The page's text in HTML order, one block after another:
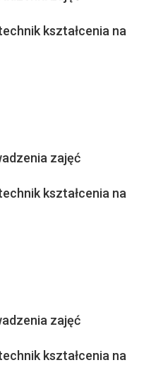
kształcenia na
zajęć
kształcenia na
zajęć
kształcenia na